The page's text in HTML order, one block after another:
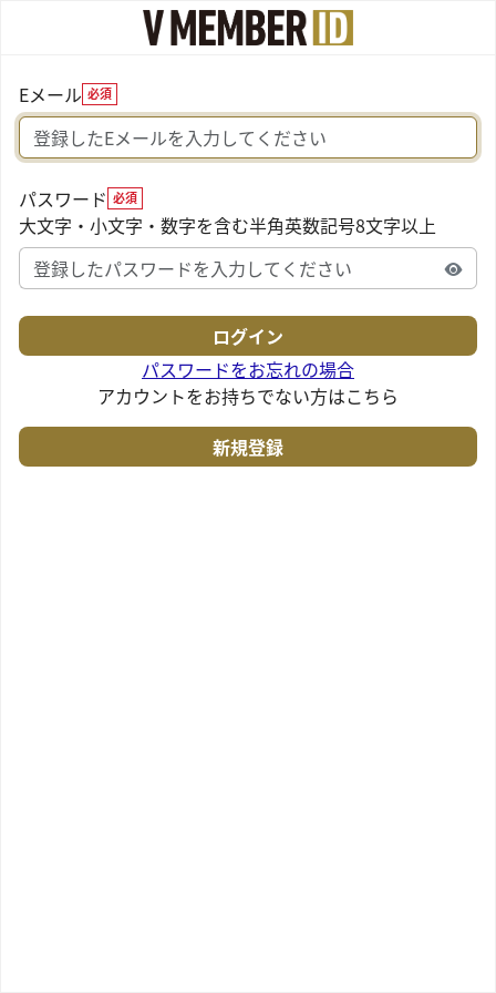
Eメール 必須
パスワード 必須
大文字・小文字・数字を含む半角英数記号8文字以上
パスワードをお忘れの場合
アカウントをお持ちでない方はこちら
新規登録